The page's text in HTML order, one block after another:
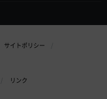
サイトポリシー
リンク